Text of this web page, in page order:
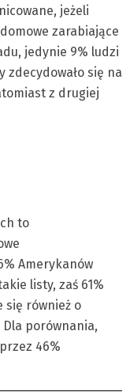
jeżeli
zarabiające
jedynie 9% ludzi
zdecydowało się na
z drugiej
to
Amerykanów
listy, zaś 61%
się również o
porównania,
46%